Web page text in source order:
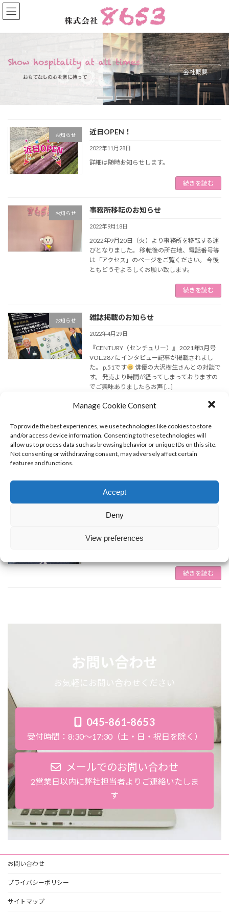
Manage Cookie Consent
To provide the best experiences, we use technologies like cookies to store
and/or access device information. Consenting to these technologies will
allow us to process data such as browsing behavior or unique IDs on this site.
Not consenting or withdrawing consent, may adversely affect certain
features and functions.
Accept
Deny
View preferences
コ
ン
ン
ナ
ビ
ー
事業案内
会社概要
お知らせ 近日OPEN！
2022年11月28日
詳細は随時お知らせします。
続きを読む
お知らせ 事務所移転のお知らせ
2022年9月18日
2022年9月20日（火）より事務所を移転する運
びとなりました。 移転後の所在地、電話番号等
は「アクセス」のページをご覧ください。 今後
ともどうぞよろしくお願い致します。
続きを読む
お知らせ 雑誌掲載のお知らせ
2022年4月29日
『CENTURY（センチュリー）』 2021年3月号
VOL.287 にインタビュー記事が掲載されまし
た。 p.51です
俳優の大沢樹生さんとの対談で
す。 発売より時間が経ってしまっておりますの
でご興味ありましたらお声 […]
続きを読む
お知らせ 【とんぶー】誕生！
ホームページ開設しました！
2022年4月28日
続きを読む
お問い合わせ
お気軽にお問い合わせください
045-861-8653
受付時間：8:30～17:30（土・日・祝日を除く）
メールでのお問い合わせ
2営業日以内に弊社担当者よりご連絡いたしま
す
お問い合わせ
プライバシーポリシー
サイトマップ